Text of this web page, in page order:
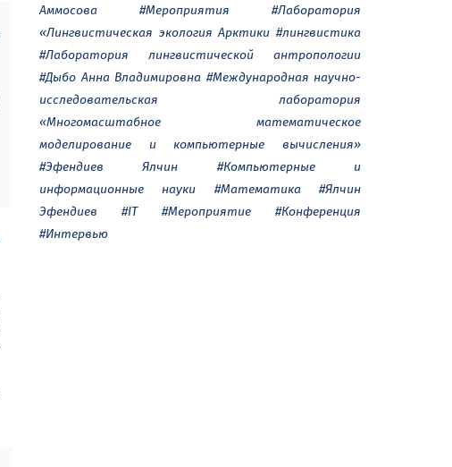
Аммосова
#Мероприятия
#Лаборатория
«Лингвистическая экология Арктики #лингвистика
#Лаборатория лингвистической антропологии
#Дыбо Анна Владимировна #Международная научно-
исследовательская лаборатория
«Многомасштабное математическое
моделирование и компьютерные вычисления»
#Эфендиев Ялчин
#Компьютерные и
информационные науки
#Математика
#Ялчин
Эфендиев
#IT #Мероприятие
#Конференция
#Интервью